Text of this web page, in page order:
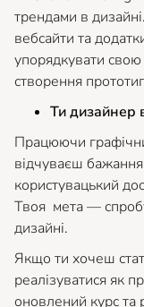
трендами в
вебсайти та
упорядкувати
створення
Ти дизайнер
Працюючи
відчуваєш
користувацький
Твоя мета —
дизайні.
Якщо ти хочеш
реалізуватися як
оновлений курс